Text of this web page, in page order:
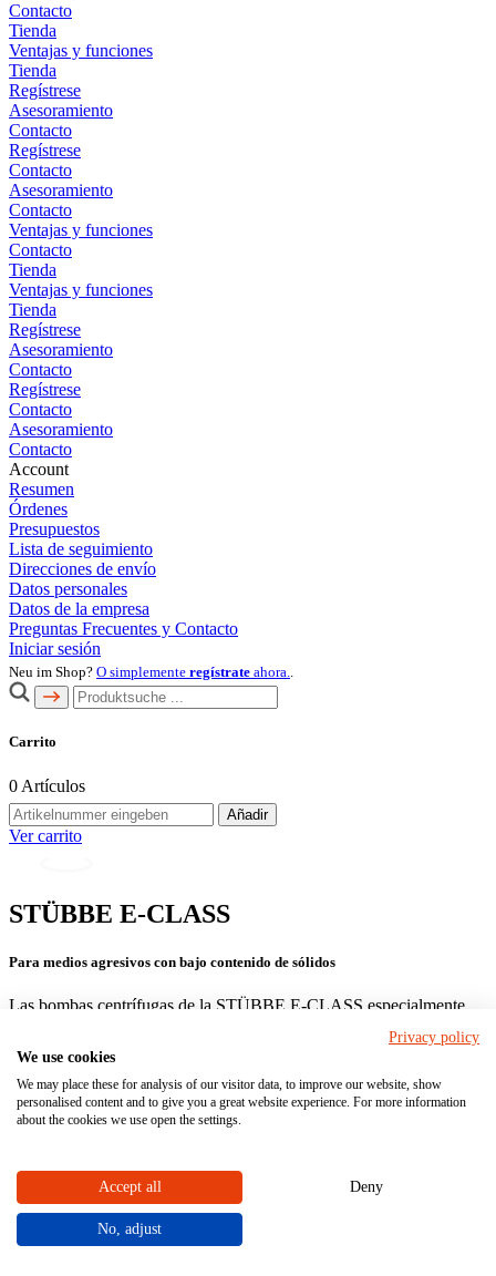
Contacto
Tienda
Ventajas y funciones
Tienda
Regístrese
Asesoramiento
Contacto
Regístrese
Contacto
Asesoramiento
Contacto
Ventajas y funciones
Contacto
Tienda
Ventajas y funciones
Tienda
Regístrese
Asesoramiento
Contacto
Regístrese
Contacto
Asesoramiento
Contacto
Account
Resumen
Órdenes
Presupuestos
Lista de seguimiento
Direcciones de envío
Datos personales
Datos de la empresa
Preguntas Frecuentes y Contacto
Iniciar sesión
Neu im Shop? O simplemente regístrate ahora..
Carrito
0 Artículos
Añadir
Ver carrito
STÜBBE E-CLASS
Para medios agresivos con bajo contenido de sólidos
Las bombas centrífugas de la STÜBBE E-CLASS especialmente
bajo contenido de sólidos. Con ello cubren gran parte de las
aplicaciones industriales. Como diseño de bloque horizontal, la
STÜBBE E-CLASS se comercializa con éxito desde 2021.
Las bombas centrífugas de la STÜBBE X-CLASS se pueden
caso de aplicaciónutilizando el formulario al final de esta página.
Bombas
centrífugas
bloque
Privacy policy
We use cookies
We may place these for analysis of our visitor data, to improve our website, show
personalised content and to give you a great website experience. For more information
about the cookies we use open the settings.
Accept all Deny
No, adjust